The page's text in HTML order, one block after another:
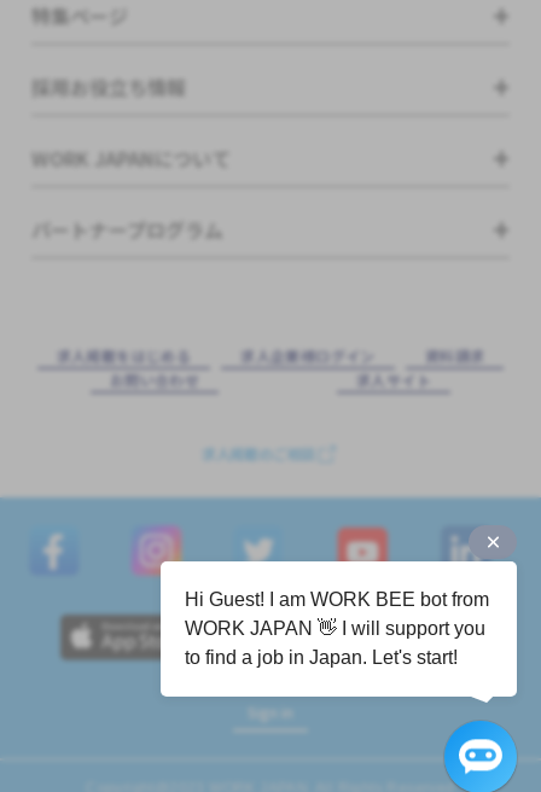
特集ページ
採用お役立ち情報
WORK JAPANについて
パートナープログラム
求⼈掲載をはじめる 求⼈企業様ログイン
資料請求
お問い合わせ
求⼈サイト
求人掲載のご相談
Sign in
Copyright@2023 WORK JAPAN. All Rights Reserved
Hi Guest! I am WORK BEE bot from
WORK JAPAN 👋 I will support you
to find a job in Japan. Let's start!